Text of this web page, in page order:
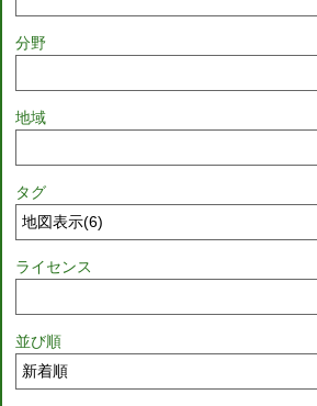
分野
地域
タグ
ライセンス
並び順